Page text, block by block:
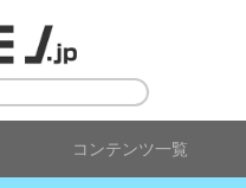
コンテンツ一覧